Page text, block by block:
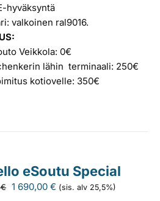
hyväksyntä
valkoinen ral9016.
Veikkola: 0€
lähin terminaali: 250€
kotiovelle: 350€
eSoutu Special
€ Alkuperäinen
1 690,00€ Nykyinen
(sis. alv 25,5%)